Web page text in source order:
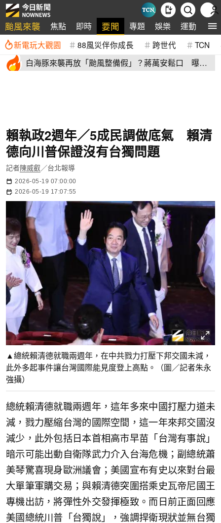
颱風來襲 焦點 即時 要聞 專題 娛樂 運動 全
新電玩大觀園 88風災伴你成長 跨世代 TCN
白海豚來襲再放「颱風整備假」？蔣萬安鬆口 曝這2
賴執政2週年／5成民調做底氣 賴清
德向川普保證沒有台獨問題
記者陳威叡 ／台北報導
2026-05-19 07:00:00
2026-05-19 17:07:55
▲總統賴清德就職兩週年，在中共戮力打壓下邦交國未減，
此外多起事件讓台灣國際能見度登上高點。（圖／記者朱永
強攝）
總統賴清德就職兩週年，這年多來中國打壓力道未
減，戮力壓縮台灣的國際空間，這一年來邦交國沒
減少，此外包括日本首相高市早苗「台灣有事說」
暗示可能出動自衛隊武力介入台海危機；副總統蕭
美琴驚喜現身歐洲議會；美國宣布有史以來對台最
大單筆軍購交易；與賴清德突圍搭乘史瓦帝尼國王
專機出訪，將彈性外交發揮極致。而日前正面回應
美國總統川普「台獨說」，強調捍衛現狀並無台獨